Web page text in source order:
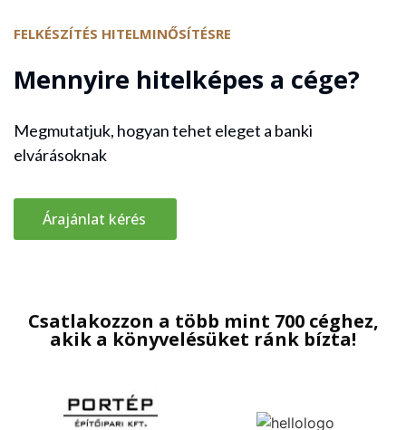
FELKÉSZÍTÉS HITELMINŐSÍTÉSRE
Mennyire hitelképes a cége?
Megmutatjuk, hogyan tehet eleget a banki
elvárásoknak
Árajánlat kérés
Csatlakozzon a több mint 700 céghez,
akik a könyvelésüket ránk bízta!